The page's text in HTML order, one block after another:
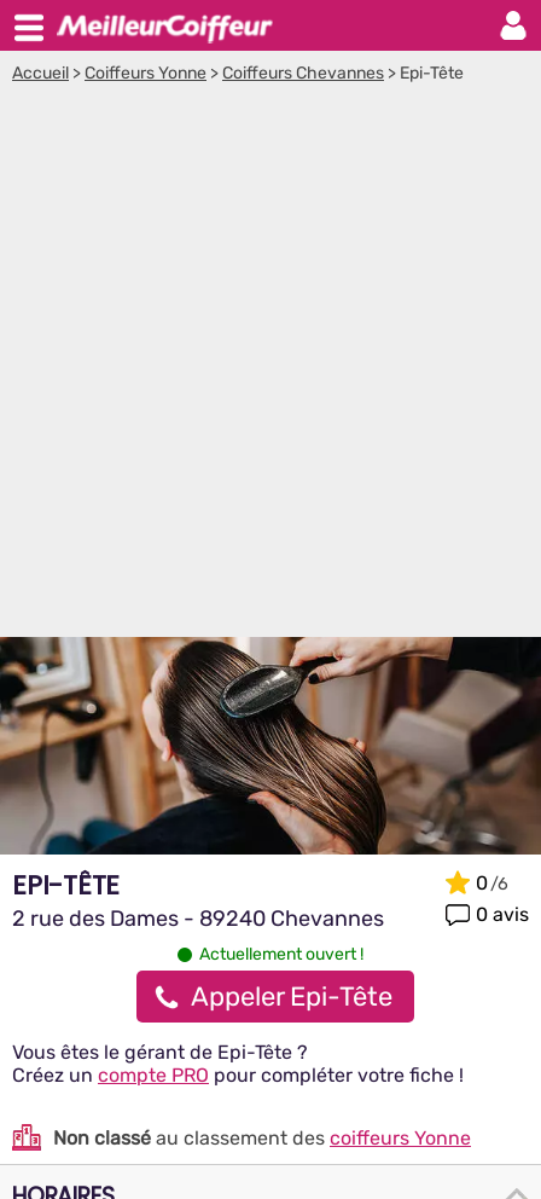
Accueil >Coiffeurs Yonne >Coiffeurs Chevannes > Epi-Tête
EPI-TÊTE
2 rue des Dames - 89240 Chevannes
0
0 avis
Actuellement ouvert !
Appeler Epi-Tête
Vous êtes le gérant de Epi-Tête ?
Créez un compte PRO pour compléter votre fiche !
Non classé au classement des coiffeurs Yonne